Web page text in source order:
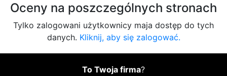
Oceny na poszczególnych stronach
Tylko zalogowani użytkownicy maja dostęp do tych
danych. Kliknij, aby się zalogować.
To Twoja firma?